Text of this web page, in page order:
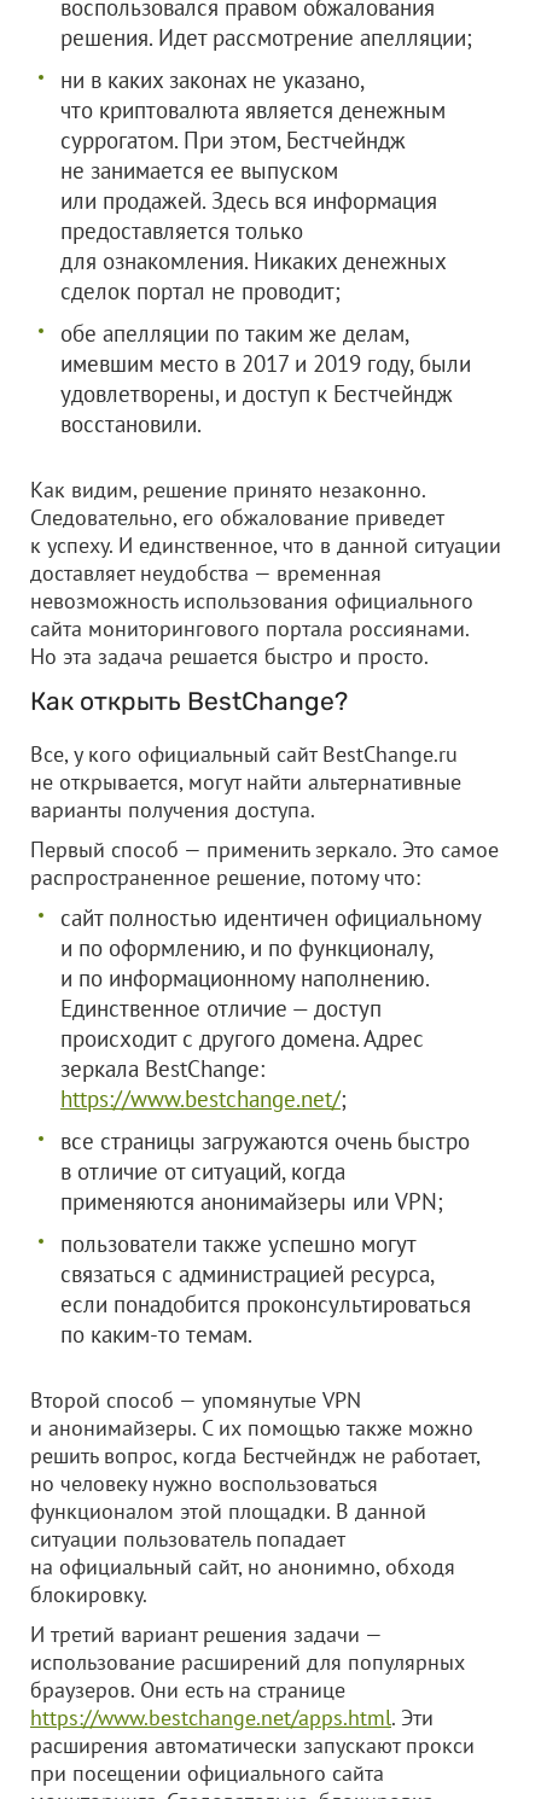
воспользовался правом обжалования
решения. Идет рассмотрение апелляции;
ни в каких законах не указано,
что криптовалюта является денежным
суррогатом. При этом, Бестчейндж
не занимается ее выпуском
или продажей. Здесь вся информация
предоставляется только
для ознакомления. Никаких денежных
сделок портал не проводит;
обе апелляции по таким же делам,
имевшим место в 2017 и 2019 году, были
удовлетворены, и доступ к Бестчейндж
восстановили.
Как видим, решение принято незаконно.
Следовательно, его обжалование приведет
к успеху. И единственное, что в данной ситуации
доставляет неудобства — временная
невозможность использования официального
сайта мониторингового портала россиянами.
Но эта задача решается быстро и просто.
Как открыть BestChange?
Все, у кого официальный сайт BestChange.ru
не открывается, могут найти альтернативные
варианты получения доступа.
Первый способ — применить зеркало. Это самое
распространенное решение, потому что:
сайт полностью идентичен официальному
и по оформлению, и по функционалу,
и по информационному наполнению.
Единственное отличие — доступ
происходит с другого домена. Адрес
зеркала BestChange:
https://www.bestchange.net/;
все страницы загружаются очень быстро
в отличие от ситуаций, когда
применяются анонимайзеры или VPN;
пользователи также успешно могут
связаться с администрацией ресурса,
если понадобится проконсультироваться
по каким-то темам.
Второй способ — упомянутые VPN
и анонимайзеры. С их помощью также можно
решить вопрос, когда Бестчейндж не работает,
но человеку нужно воспользоваться
функционалом этой площадки. В данной
ситуации пользователь попадает
на официальный сайт, но анонимно, обходя
блокировку.
И третий вариант решения задачи —
использование расширений для популярных
браузеров. Они есть на странице
https://www.bestchange.net/apps.html. Эти
расширения автоматически запускают прокси
при посещении официального сайта